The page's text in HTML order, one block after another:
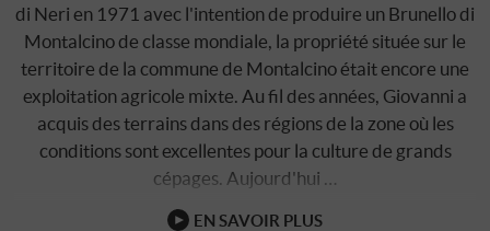
di Neri en 1971 avec l'intention de produire un Brunello di
Montalcino de classe mondiale, la propriété située sur le
territoire de la commune de Montalcino était encore une
exploitation agricole mixte. Au fil des années, Giovanni a
acquis des terrains dans des régions de la zone où les
conditions sont excellentes pour la culture de grands
cépages. Aujourd'hui …
EN SAVOIR PLUS